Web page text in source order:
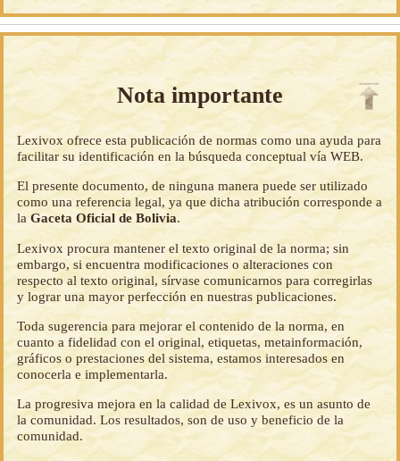
Nota importante
Lexivox ofrece esta publicación de normas como una ayuda para
facilitar su identificación en la búsqueda conceptual vía WEB.
El presente documento, de ninguna manera puede ser utilizado
como una referencia legal, ya que dicha atribución corresponde a
laGaceta Oficial de Bolivia.
Lexivox procura mantener el texto original de la norma; sin
embargo, si encuentra modificaciones o alteraciones con
respecto al texto original, sírvase comunicarnos para corregirlas
y lograr una mayor perfección en nuestras publicaciones.
Toda sugerencia para mejorar el contenido de la norma, en
cuanto a fidelidad con el original, etiquetas, metainformación,
gráficos o prestaciones del sistema, estamos interesados en
conocerla e implementarla.
La progresiva mejora en la calidad de Lexivox, es un asunto de
la comunidad. Los resultados, son de uso y beneficio de la
comunidad.